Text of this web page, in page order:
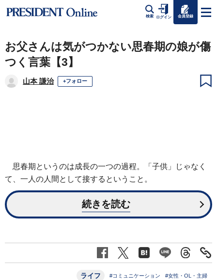
検索 ログイン 会員登録
お父さんは気がつかない思春期の娘が傷
つく言葉【3】
山本 謙治 +フォロー
思春期というのは成長の一つの過程。「子供」じゃなく
て、一人の人間として接するということ。
続きを読む
ライフ #コミュニケーション #女性・OL・主婦